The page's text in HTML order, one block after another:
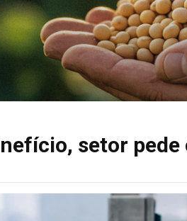
setor pede